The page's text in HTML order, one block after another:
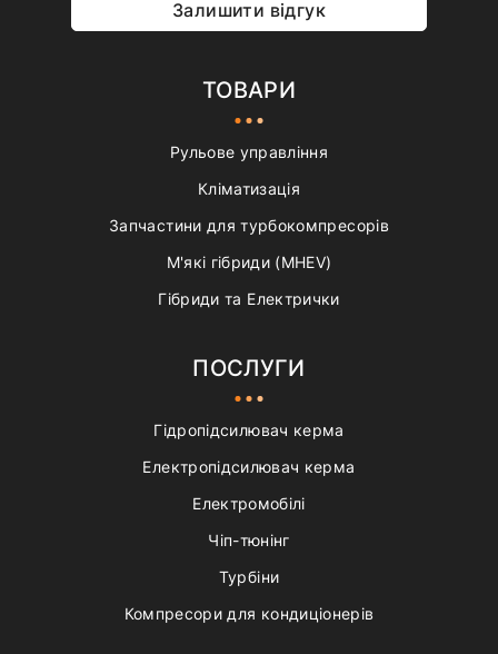
Залишити відгук
ТОВАРИ
Рульове управління
Кліматизація
Запчастини для турбокомпресорів
М'які гібриди (MHEV)
Гібриди та Електрички
ПОСЛУГИ
Гідропідсилювач керма
Електропідсилювач керма
Електромобілі
Чіп-тюнінг
Турбіни
Компресори для кондиціонерів